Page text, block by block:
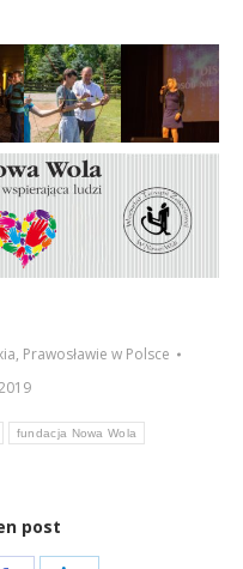
, Prawosławie w Polsce
fundacja Nowa Wola
post